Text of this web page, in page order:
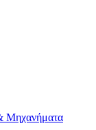
Μηχανήματα